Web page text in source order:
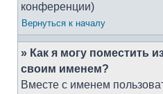
конференции)
Вернуться к началу
» Как я могу поместить
своим именем?
Вместе с именем